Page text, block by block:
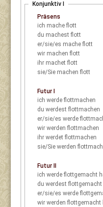
Konjunktiv I
Präsens
ich mache flott
du machest flott
er/sie/es mache flott
wir machen flott
ihr machet flott
sie/Sie machen flott
Futur I
ich werde flottmachen
du werdest flottmachen
er/sie/es werde
wir werden flottmachen
ihr werdet flottmachen
sie/Sie werden
Futur II
ich
werde flottgemacht
du
werdest
er/sie/es
werde
wir
werden